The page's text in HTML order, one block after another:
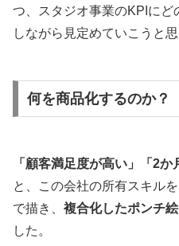
つ、スタジオ事業のKPIにど
しながら見定めていこうと思
何を商品化するのか？
「顧客満足度が高い」「2
と、この会社の所有スキルを
で描き、 複合化したポンチ絵
した。